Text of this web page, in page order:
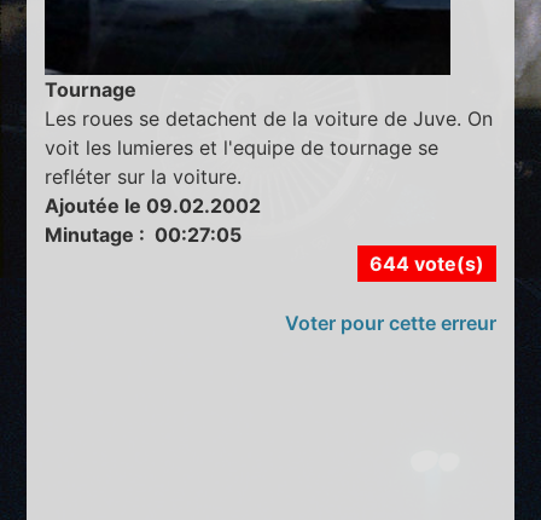
Tournage
Les roues se detachent de la voiture de Juve. On
voit les lumieres et l'equipe de tournage se
refléter sur la voiture.
Ajoutée le 09.02.2002
Minutage : 00:27:05
644 vote(s)
Voter pour cette erreur